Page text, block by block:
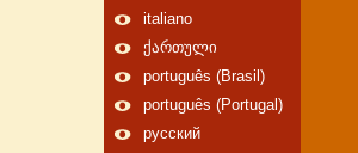
italiano
ქართული
português (Brasil)
português (Portugal)
русский